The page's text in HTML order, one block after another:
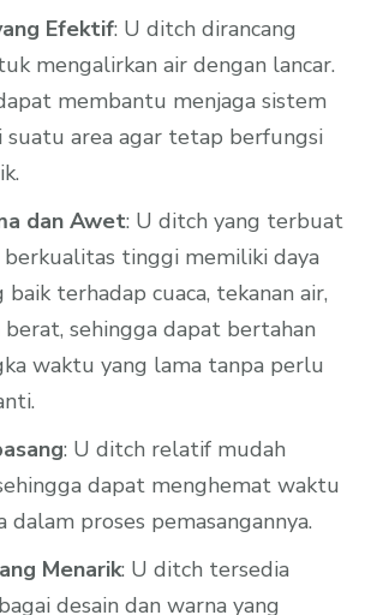
Efektif: U ditch dirancang
mengalirkan air dengan lancar.
membantu menjaga sistem
suatu area agar tetap berfungsi
dan Awet: U ditch yang terbuat
berkualitas tinggi memiliki daya
baik terhadap cuaca, tekanan air,
berat, sehingga dapat bertahan
waktu yang lama tanpa perlu
: U ditch relatif mudah
dapat menghemat waktu
dalam proses pemasangannya.
Menarik: U ditch tersedia
desain dan warna yang